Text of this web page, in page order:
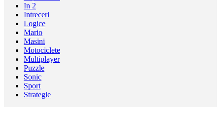
In 2
Intreceri
Logice
Mario
Masini
Motociclete
Multiplayer
Puzzle
Sonic
Sport
Strategie